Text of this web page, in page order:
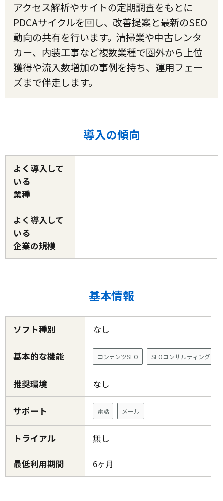
アクセス解析やサイトの定期調査をもとに
PDCAサイクルを回し、改善提案と最新のSEO
動向の共有を行います。清掃業や中古レンタ
カー、内装工事など複数業種で圏外から上位
獲得や流入数増加の事例を持ち、運用フェー
ズまで伴走します。
導入の傾向
よく導入して
いる
業種
よく導入して
いる
企業の規模
基本情報
ソフト種別 なし
基本的な機能 コンテンツSEO SEOコンサルティング
推奨環境 なし
サポート 電話 メール
トライアル 無し
最低利用期間 6ヶ月